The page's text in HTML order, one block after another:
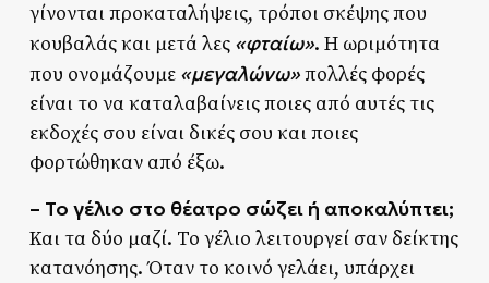
γίνονται προκαταλήψεις, τρόποι σκέψης που
κουβαλάς και μετά λες «φταίω». Η ωριμότητα
που ονομάζουμε «μεγαλώνω»πολλές φορές
είναι το να καταλαβαίνεις ποιες από αυτές τις
εκδοχές σου είναι δικές σου και ποιες
φορτώθηκαν από έξω.
– Το γέλιο στο θέατρο σώζει ή αποκαλύπτει;
Και τα δύο μαζί. Το γέλιο λειτουργεί σαν δείκτης
κατανόησης. Όταν το κοινό γελάει, υπάρχει